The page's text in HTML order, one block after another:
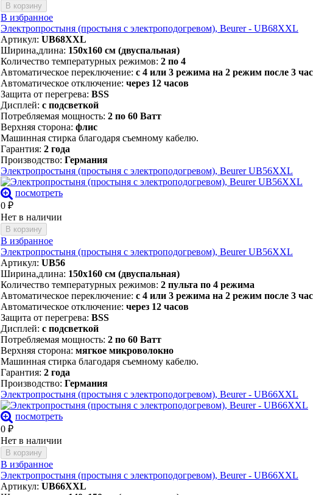
В корзину
В избранное
Электропростыня (простыня с электроподогревом), Beurer - UB68XXL
Артикул: UB68XXL
Ширина,длина: 150х160 см (двуспальная)
Количество температурных режимов: 2 по 4
Автоматическое переключение: с 4 или 3 режима на 2 режим после 3
Автоматическое отключение: через 12 часов
Защита от перегрева: BSS
Дисплей: с подсветкой
Потребляемая мощность: 2 по 60 Ватт
Верхняя сторона: флис
Машинная стирка благодаря съемному кабелю.
Гарантия: 2 года
Производство: Германия
Электропростыня (простыня с электроподогревом), Beurer UB56XXL
посмотреть
0 ₽
Нет в наличии
В корзину
В избранное
Электропростыня (простыня с электроподогревом), Beurer UB56XXL
Артикул: UB56
Ширина,длина: 150х160 см (двуспальная)
Количество температурных режимов: 2 пульта по 4 режима
Автоматическое переключение: с 4 или 3 режима на 2 режим после 3
Автоматическое отключение: через 12 часов
Защита от перегрева: BSS
Дисплей: с подсветкой
Потребляемая мощность: 2 по 60 Ватт
Верхняя сторона: мягкое микроволокно
Машинная стирка благодаря съемному кабелю.
Гарантия: 2 года
Производство: Германия
Электропростыня (простыня с электроподогревом), Beurer - UB66XXL
посмотреть
0 ₽
Нет в наличии
В корзину
В избранное
Электропростыня (простыня с электроподогревом), Beurer - UB66XXL
Артикул: UB66XXL